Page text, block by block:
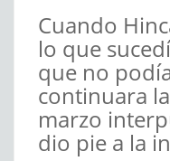
Cuando
lo que
que no
continuara
marzo
dio pie a la